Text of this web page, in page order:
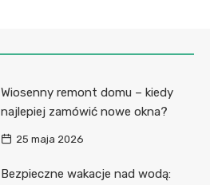
Wiosenny remont domu – kiedy
najlepiej zamówić nowe okna?
25 maja 2026
Bezpieczne wakacje nad wodą: